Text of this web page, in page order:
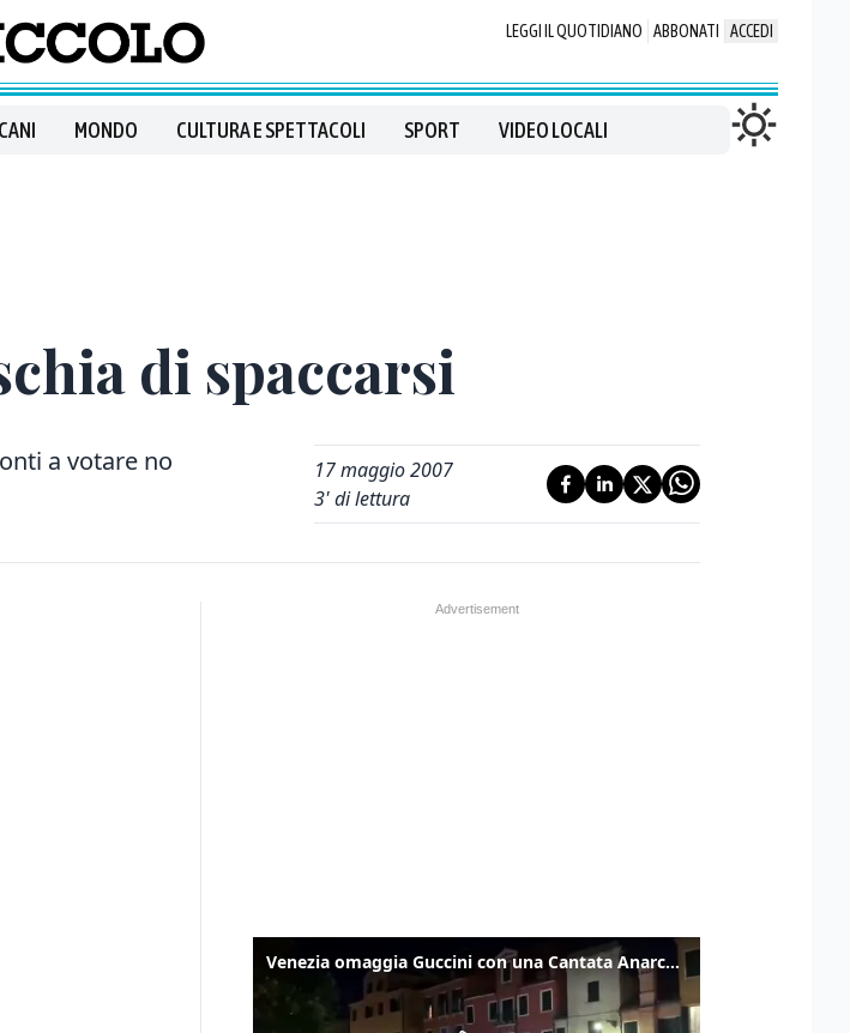
LEGGI IL QUOTIDIANO ABBONATI ACCEDI
MONDO CULTURA E SPETTACOLI SPORT VIDEO LOCALI
di spaccarsi
a votare no
17 maggio 2007
3' di lettura
Venezia omaggia Guccini con una Cantata Anarchica in campo Santa Margherita